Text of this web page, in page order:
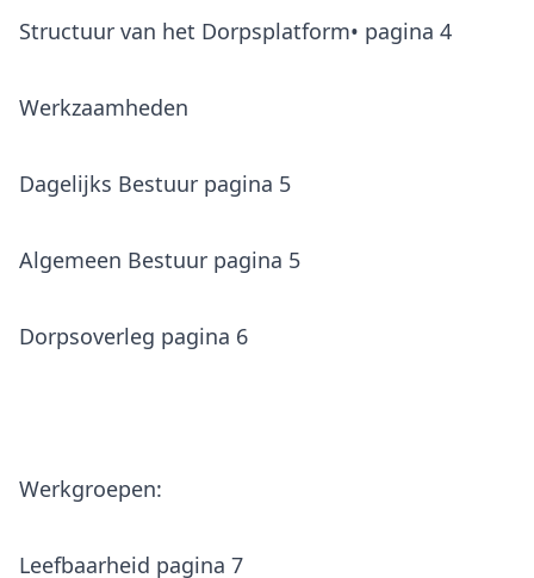
Structuur van het Dorpsplatform• pagina 4
Dagelijks Bestuur pagina 5
Algemeen Bestuur pagina 5
Dorpsoverleg pagina 6
Leefbaarheid pagina 7